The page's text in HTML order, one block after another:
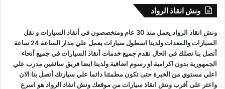
:
ونش انقاذ الرواد
ونش انقاذ الرواد يعمل منذ 30 عام ومتخصصون في أنقاذ السياراتو نقل
السيارات
والمعدات ولدينا اسطول سيارات يعمل علي مدار الساعة 24 ساعة
أتصل بنا نصلك في الحال نقدم جميع خدماتأنقاذ السياراتفي جميع أنحاء
الجمهورية بدون اكرامية او رسوم اضافية ولدينا ايضا فريق سائقين مدرب علي
اعلي مستوي من الخبرة حتى تكون مطمئنا دائما علي سيارتك أتصل بنا الان
واعثر علىأقرب ونش انقاذ سياراتمن موقعك ونش انقاذ الرواد هو اسرع